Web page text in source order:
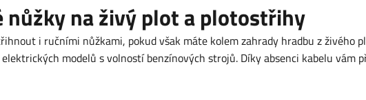
na živý plot a plotostřihy
i ručními nůžkami, pokud však máte kolem zahrady hradbu z živého
modelů s volností benzínových strojů. Díky absenci kabelu